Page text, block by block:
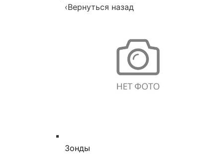
‹Вернуться назад
Зонды